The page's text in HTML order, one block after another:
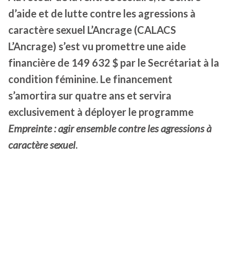
d’aide et de lutte contre les agressions à
caractère sexuel L’Ancrage (CALACS
L’Ancrage) s’est vu promettre une aide
financière de 149 632 $ par le Secrétariat à la
condition féminine. Le financement
s’amortira sur quatre ans et servira
exclusivement à déployer le programme
Empreinte : agir ensemble contre les agressions à
caractère sexuel.